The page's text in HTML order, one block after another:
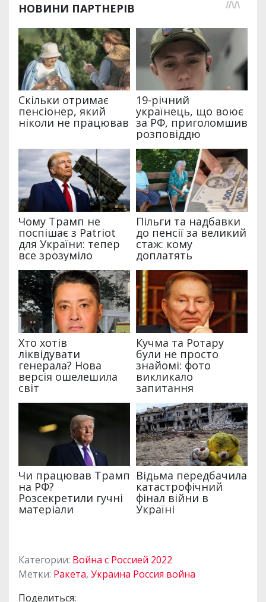
Категории: Война с Россией 2022
Метки: Ракета, Украина Россия война
Поделиться: